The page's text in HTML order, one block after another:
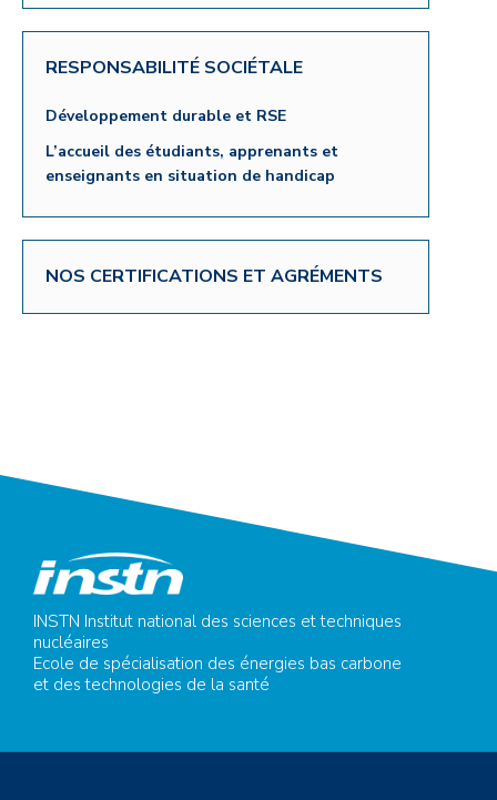
RESPONSABILITÉ SOCIÉTALE
Développement durable et RSE
L’accueil des étudiants, apprenants et
enseignants en situation de handicap
NOS CERTIFICATIONS ET AGRÉMENTS
INSTN Institut national des sciences et techniques
nucléaires
Ecole de spécialisation des énergies bas carbone
et des technologies de la santé